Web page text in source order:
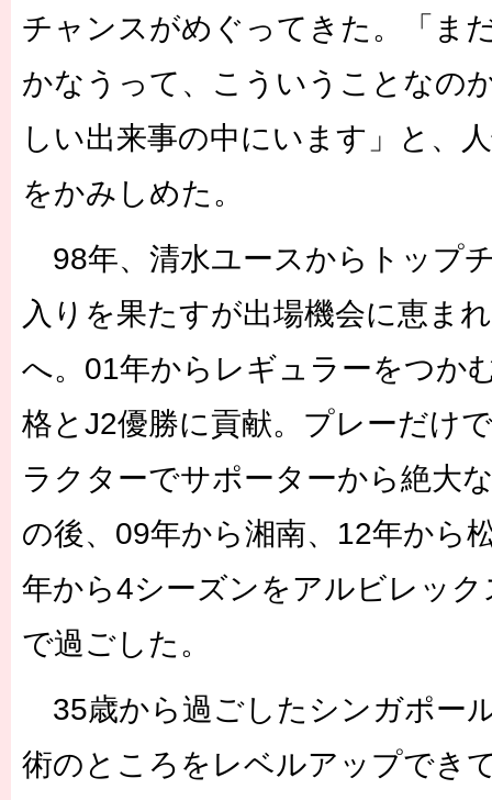
チャンスがめぐってきた。「ま
かなうって、こういうことなの
しい出来事の中にいます」と、
をかみしめた。
98年、清水ユースからトップ
入りを果たすが出場機会に恵ま
へ。01年からレギュラーをつか
格とJ2優勝に貢献。プレーだけ
ラクターでサポーターから絶大
の後、09年から湘南、12年から
年から4シーズンをアルビレッ
で過ごした。
35歳から過ごしたシンガポー
術のところをレベルアップでき